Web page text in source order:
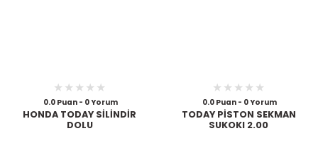
0.0 Puan - 0 Yorum
HONDA TODAY SİLİNDİR
DOLU
0.0 Puan - 0 Yorum
TODAY PİSTON SEKMAN
SUKOKI 2.00